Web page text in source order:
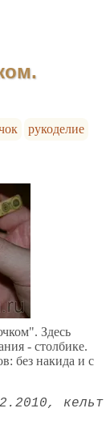
рукоделие
Здесь
- столбике.
без накида и с
кельт